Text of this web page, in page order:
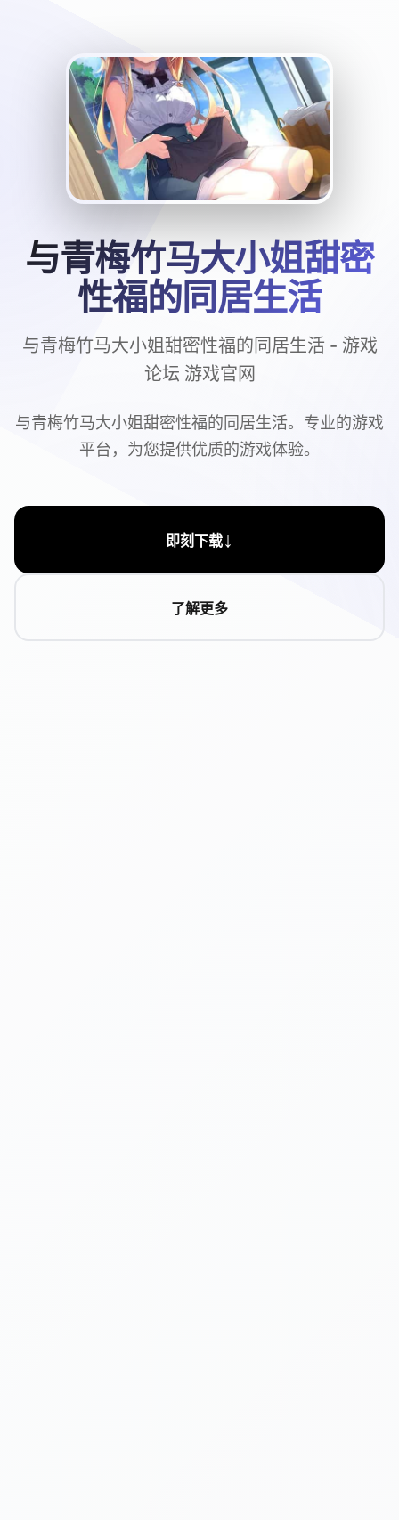
与青梅竹马大小姐甜密
性福的同居生活
与青梅竹马大小姐甜密性福的同居生活 - 游戏
论坛 游戏官网
与青梅竹马大小姐甜密性福的同居生活。专业的游戏
平台，为您提供优质的游戏体验。
即刻下载↓
了解更多